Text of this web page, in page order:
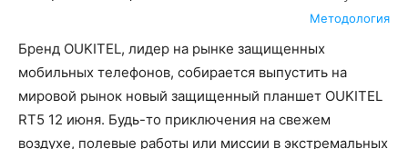
Методология
Бренд OUKITEL, лидер на рынке защищенных
мобильных телефонов, собирается выпустить на
мировой рынок новый защищенный планшет OUKITEL
RT5 12 июня. Будь-то приключения на свежем
воздухе, полевые работы или миссии в экстремальных